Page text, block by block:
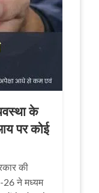
के
पर कोई
की
26 ने मध्यम